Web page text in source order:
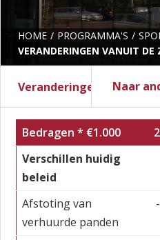
HOME PROGRAMMA'S
VERANDERINGEN VANUIT DE
Naar
Stads-
Veranderingen vanuit
Bedragen * €1.000
Verschillen huidig
beleid
Afstoting van
verhuurde panden